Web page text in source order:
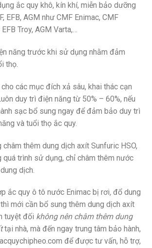
ắc quy khô, kín khí, miễn bảo dưỡng
EFB, AGM như CMF Enimac, CMF
Troy, AGM Varta,…
năng trước khi sử dụng nhằm đảm
thọ.
các mục đích xả sâu, khai thác cạn
duy trì điện năng từ 50% – 60%, nếu
sạc bổ sung ngay để đảm bảo duy trì
và tuổi thọ ắc quy.
thêm dung dịch axít Sunfuric HSO,
quá trình sử dụng, chỉ châm thêm nước
dịch.
ắc quy ô tô nước Enimac bị rơi, đổ dung
mới cần bổ sung thêm dung dịch axít
tuyệt đối không nên châm thêm dung
tại nhà, mà đến ngay trung tâm bảo hành,
để được tư vấn, hỗ trợ,